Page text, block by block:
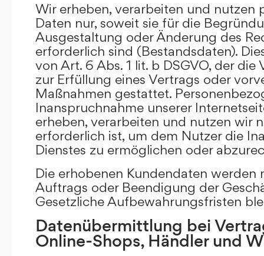
Wir erheben, verarbeiten und nutzen
Daten nur, soweit sie für die
Ausgestaltung oder Änderung des
erforderlich sind (Bestandsdaten).
von Art. 6 Abs. 1 lit. b DSGVO, der
zur Erfüllung eines Vertrags oder
Maßnahmen gestattet.
Inanspruchnahme unserer
erheben, verarbeiten und nutzen wir
erforderlich ist, um dem Nutzer die
Dienstes zu ermöglichen oder
Die erhobenen Kundendaten werden
Auftrags oder Beendigung der
Gesetzliche Aufbewahrungsfristen
Datenübermittlung bei
Online-Shops, Händler und